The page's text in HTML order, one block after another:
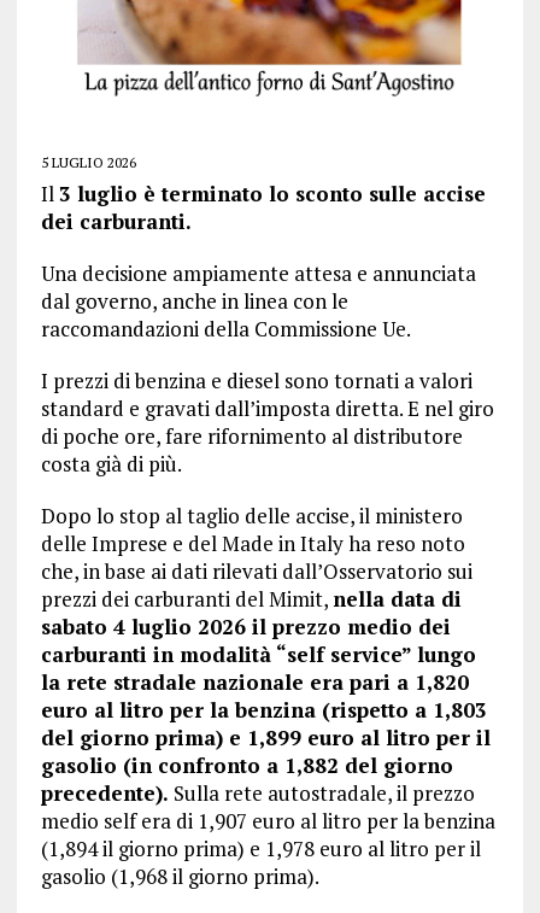
5 LUGLIO 2026
Il3 luglio è terminato lo sconto sulle accise
dei carburanti.
Una decisione ampiamente attesa e annunciata
dal governo, anche in linea con le
raccomandazioni della Commissione Ue.
I prezzi di benzina e diesel sono tornati a valori
standard e gravati dall’imposta diretta. E nel giro
di poche ore, fare rifornimento al distributore
costa già di più.
Dopo lo stop al taglio delle accise, il ministero
delle Imprese e del Made in Italy ha reso noto
che, in base ai dati rilevati dall’Osservatorio sui
prezzi dei carburanti del Mimit, nella data di
sabato 4 luglio 2026 il prezzo medio dei
carburanti in modalità “self service” lungo
la rete stradale nazionale era pari a 1,820
euro al litro per la benzina (rispetto a 1,803
del giorno prima) e 1,899 euro al litro per il
gasolio (in confronto a 1,882 del giorno
precedente). Sulla rete autostradale, il prezzo
medio self era di 1,907 euro al litro per la benzina
(1,894 il giorno prima) e 1,978 euro al litro per il
gasolio (1,968 il giorno prima).